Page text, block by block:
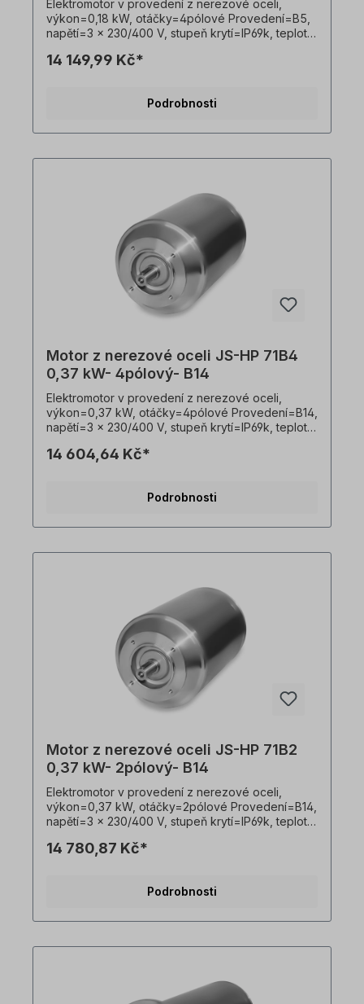
Elektromotor v provedení z nerezové oceli,
výkon=0,18 kW, otáčky=4pólové Provedení=B5,
napětí=3 x 230/400 V, stupeň krytí=IP69k, teplotní
hygienický kabelový vývod, vhodný pro
provádět pouze kvalifikovaní pracovníci
výrobků jsou nezávazné příklady!
14 149,99 Kč*
Podrobnosti
Motor z nerezové oceli JS-HP 71B4
0,37 kW- 4pólový- B14
Elektromotor v provedení z nerezové oceli,
výkon=0,37 kW, otáčky=4pólové Provedení=B14,
napětí=3 x 230/400 V, stupeň krytí=IP69k, teplotní
hygienický kabelový vývod, vhodný pro
provádět pouze kvalifikovaní pracovníci
výrobků jsou nezávazné příklady!
14 604,64 Kč*
Podrobnosti
Motor z nerezové oceli JS-HP 71B2
0,37 kW- 2pólový- B14
Elektromotor v provedení z nerezové oceli,
výkon=0,37 kW, otáčky=2pólové Provedení=B14,
napětí=3 x 230/400 V, stupeň krytí=IP69k, teplotní
hygienický kabelový vývod, vhodný pro
provádět pouze kvalifikovaní pracovníci
výrobků jsou nezávazné příklady!
14 780,87 Kč*
Podrobnosti